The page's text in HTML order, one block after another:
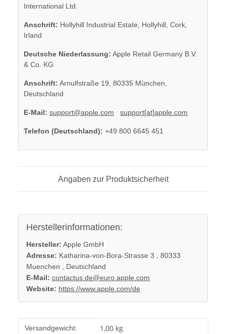
International Ltd.
Anschrift: Hollyhill Industrial Estate, Hollyhill, Cork,
Irland
Deutsche Niederlassung: Apple Retail Germany B.V.
& Co. KG
Anschrift: Arnulfstraße 19, 80335 München,
Deutschland
E-Mail: support@apple.com support[at]apple.com
Telefon (Deutschland): +49 800 6645 451
Angaben zur Produktsicherheit
Herstellerinformationen:
Hersteller: Apple GmbH
Adresse: Katharina-von-Bora-Strasse 3 , 80333
Muenchen , Deutschland
E-Mail: contactus.de@euro.apple.com
Website: https://www.apple.com/de
Produkteigenschaft
Wert
Versandgewicht: 1,00 kg